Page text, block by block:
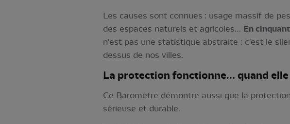
Les causes sont connues : usage massif de
des espaces naturels et agricoles… En
n'est pas une statistique abstraite : c'est le
dessus de nos villes.
La protection fonctionne… quand
Ce Baromètre démontre aussi que la
sérieuse et durable.